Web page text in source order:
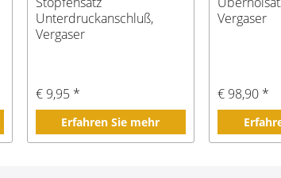
Unterdruckanschluß,
Vergaser
€ 9,95 *
Erfahren Sie mehr
Vergaser
€ 98,90 *